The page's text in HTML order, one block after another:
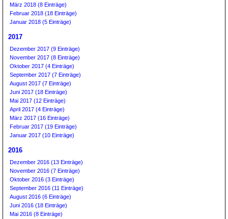
März 2018 (8 Einträge)
Februar 2018 (18 Einträge)
Januar 2018 (5 Einträge)
2017
Dezember 2017 (9 Einträge)
November 2017 (8 Einträge)
Oktober 2017 (4 Einträge)
September 2017 (7 Einträge)
August 2017 (7 Einträge)
Juni 2017 (18 Einträge)
Mai 2017 (12 Einträge)
April 2017 (4 Einträge)
März 2017 (16 Einträge)
Februar 2017 (19 Einträge)
Januar 2017 (10 Einträge)
2016
Dezember 2016 (13 Einträge)
November 2016 (7 Einträge)
Oktober 2016 (3 Einträge)
September 2016 (11 Einträge)
August 2016 (6 Einträge)
Juni 2016 (18 Einträge)
Mai 2016 (8 Einträge)